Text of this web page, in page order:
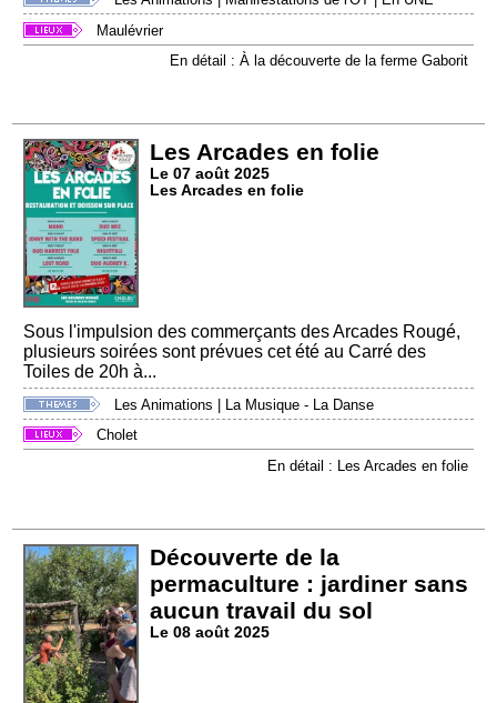
Maulévrier
En détail : À la découverte de la ferme Gaborit
Les Arcades en folie
Le 07 août 2025
Les Arcades en folie
Sous l'impulsion des commerçants des Arcades Rougé,
plusieurs soirées sont prévues cet été au Carré des
Toiles de 20h à...
Les Animations
La Musique - La Danse
Cholet
En détail : Les Arcades en folie
Découverte de la
permaculture : jardiner sans
aucun travail du sol
Le 08 août 2025